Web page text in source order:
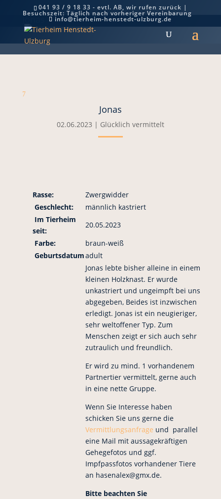
041 93 / 9 18 33 - evtl. AB, wir rufen zurück |
Besuchszeit: Täglich nach vorheriger Vereinbarung
info@tierheim-henstedt-ulzburg.de
Jonas
7
Jonas
02.06.2023 | Glücklich vermittelt
Rasse:
Zwergwidder
Geschlecht:
männlich kastriert
Im Tierheim
seit:
20.05.2023
Farbe:
braun-weiß
Geburtsdatumadult
Jonas lebte bisher alleine in einem
kleinen Holzknast. Er wurde
unkastriert und ungeimpft bei uns
abgegeben, Beides ist inzwischen
erledigt. Jonas ist ein neugieriger,
sehr weltoffener Typ. Zum
Menschen zeigt er sich auch sehr
zutraulich und freundlich.
Er wird zu mind. 1 vorhandenem
Partnertier vermittelt, gerne auch
in eine nette Gruppe.
Wenn Sie Interesse haben
schicken Sie uns gerne die
Vermittlungsanfrage und parallel
eine Mail mit aussagekräftigen
Gehegefotos und ggf.
Impfpassfotos vorhandener Tiere
an hasenalex@gmx.de.
Bitte beachten Sie